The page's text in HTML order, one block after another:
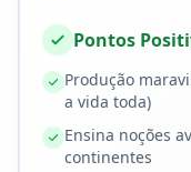
Pontos
Produção
a vida toda)
Ensina noções
continentes